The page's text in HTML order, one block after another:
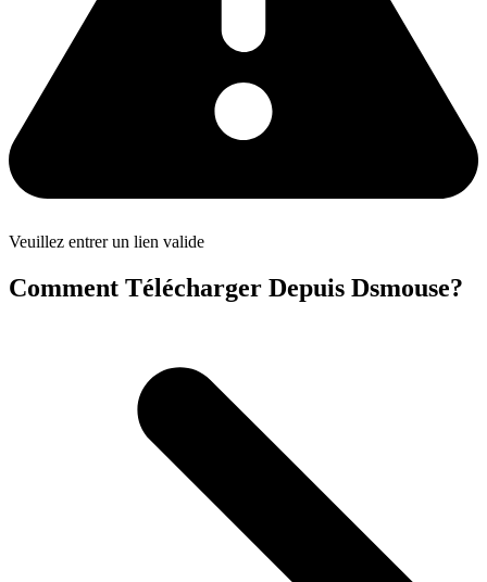
Veuillez entrer un lien valide
Comment Télécharger Depuis Dsmouse?